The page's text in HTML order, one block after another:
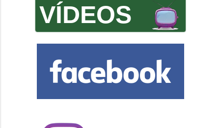
VÍDEOS